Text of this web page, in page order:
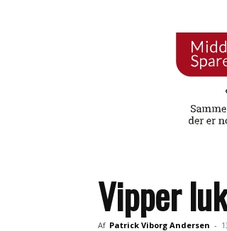
Vipper
Af Patrick Viborg Andersen -